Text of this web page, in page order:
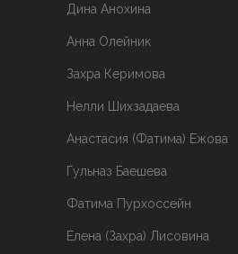
Дина Анохина
Анна Олейник
Захра Керимова
Нелли Шихзадаева
Анастасия (Фатима) Ежова
Гульназ Баешева
Фатима Пурхоссейн
Елена (Захра) Лисовина